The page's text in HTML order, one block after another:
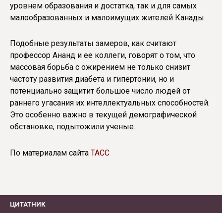
уровнем образования и достатка, так и для самых
малообразованных и малоимущих жителей Канады.
Подобные результаты замеров, как считают
профессор Ананд и ее коллеги, говорят о том, что
массовая борьба с ожирением не только снизит
частоту развития диабета и гипертонии, но и
потенциально защитит большое число людей от
раннего угасания их интеллектуальных способностей.
Это особенно важно в текущей демографической
обстановке, подытожили ученые.
По материалам сайта ТАСС
ЦИТАТНИК